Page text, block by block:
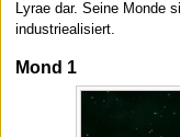
Lyrae dar. Seine Monde
industriealisiert.
Mond 1